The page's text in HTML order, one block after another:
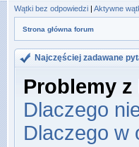
Wątki bez odpowiedzi | Aktywne
Strona główna forum
Najczęściej zadawane
Problemy
Dlaczego
Dlaczego w